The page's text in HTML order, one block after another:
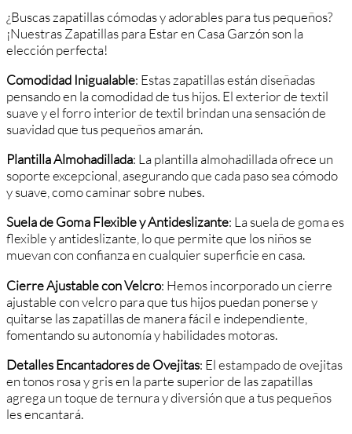
¿Buscas zapatillas cómodas y adorables para tus pequeños?
¡Nuestras Zapatillas para Estar en Casa Garzón son la
elección perfecta!
Comodidad Inigualable: Estas zapatillas están diseñadas
pensando en la comodidad de tus hijos. El exterior de textil
suave y el forro interior de textil brindan una sensación de
suavidad que tus pequeños amarán.
Plantilla Almohadillada: La plantilla almohadillada ofrece un
soporte excepcional, asegurando que cada paso sea cómodo
y suave, como caminar sobre nubes.
Suela de Goma Flexible y Antideslizante: La suela de goma es
flexible y antideslizante, lo que permite que los niños se
muevan con confianza en cualquier superficie en casa.
Cierre Ajustable con Velcro: Hemos incorporado un cierre
ajustable con velcro para que tus hijos puedan ponerse y
quitarse las zapatillas de manera fácil e independiente,
fomentando su autonomía y habilidades motoras.
Detalles Encantadores de Ovejitas: El estampado de ovejitas
en tonos rosa y gris en la parte superior de las zapatillas
agrega un toque de ternura y diversión que a tus pequeños
les encantará.